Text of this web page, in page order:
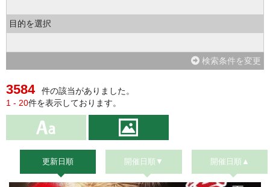
目的を選択
検索条件を変更
3584
件の該当がありました。
1 - 20件を表示しております。
更新日順 開催日順▼ 開催日順▲